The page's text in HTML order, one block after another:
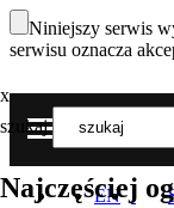
Niniejszy serwis
serwisu oznacza
MENU
x
szukaj
Najczęściej
EN